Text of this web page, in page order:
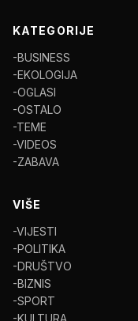
KATEGORIJE
-BUSINESS
-EKOLOGIJA
-OGLASI
-OSTALO
-TEME
-VIDEOS
-ZABAVA
VIŠE
-VIJESTI
-POLITIKA
-DRUŠTVO
-BIZNIS
-SPORT
-KULTURA